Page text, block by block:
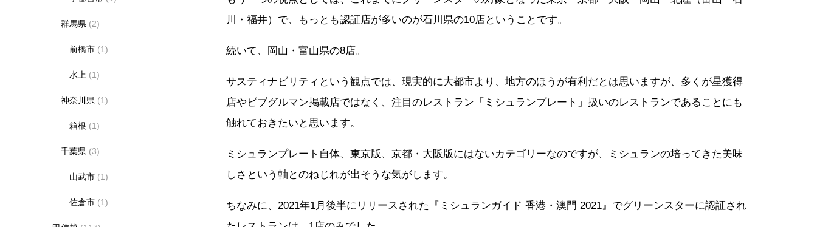
川・福井）で、もっとも認証店が多いのが石川県の10店ということです。
続いて、岡山・富山県の8店。
サスティナビリティという観点では、現実的に大都市より、地方のほうが有利だとは思いますが、多くが星獲得
店やビブグルマン掲載店ではなく、注目のレストラン「ミシュランプレート」扱いのレストランであることにも
触れておきたいと思います。
ミシュランプレート自体、東京版、京都・大阪版にはないカテゴリーなのですが、ミシュランの培ってきた美味
しさという軸とのねじれが出そうな気がします。
ちなみに、2021年1月後半にリリースされた『ミシュランガイド 香港・澳門 2021』でグリーンスターに認証され
群馬県 (2)
前橋市 (1)
水上 (1)
神奈川県 (1)
箱根 (1)
千葉県 (3)
山武市 (1)
佐倉市 (1)